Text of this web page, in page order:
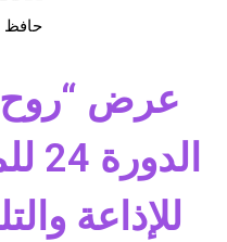
حافظ
عرض “روح
للإذاعة